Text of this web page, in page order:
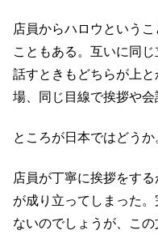
店員からハロウという
こともある。互いに同
話すときもどちらが上
場、同じ目線で挨拶や会
ところが日本ではどうか
店員が丁寧に挨拶をす
が成り立ってしまった
ないのでしょうが、この